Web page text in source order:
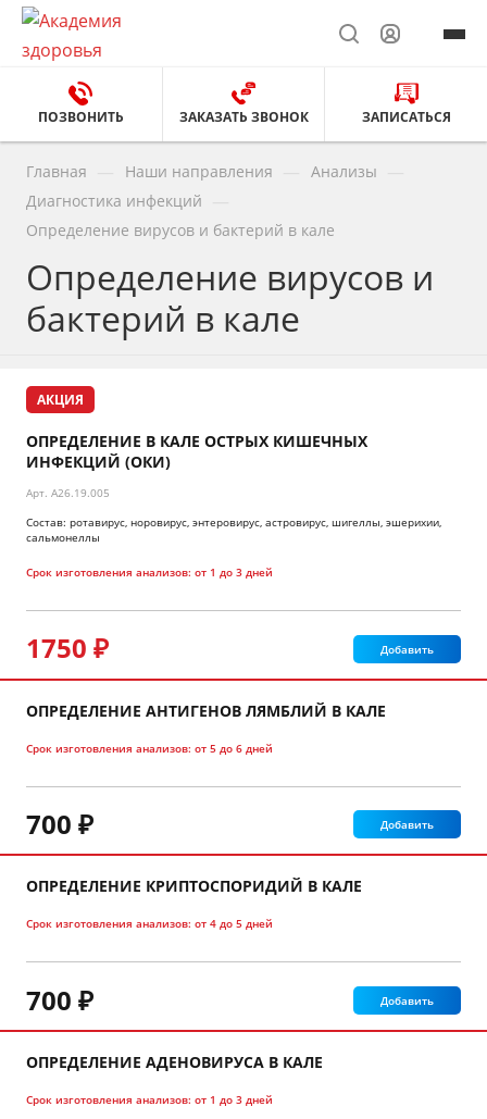
ПОЗВОНИТЬ ЗАКАЗАТЬ ЗВОНОК ЗАПИСАТЬСЯ
Главная Наши направления Анализы
Диагностика инфекций
Определение вирусов и бактерий в кале
Определение вирусов и
бактерий в кале
АКЦИЯ
ОПРЕДЕЛЕНИЕ В КАЛЕ ОСТРЫХ КИШЕЧНЫХ
ИНФЕКЦИЙ (ОКИ)
Арт. A26.19.005
Состав: ротавирус, норовирус, энтеровирус, астровирус, шигеллы, эшерихии,
сальмонеллы
Срок изготовления анализов: от 1 до 3 дней
1750 ₽ Добавить
ОПРЕДЕЛЕНИЕ АНТИГЕНОВ ЛЯМБЛИЙ В КАЛЕ
Срок изготовления анализов: от 5 до 6 дней
700 ₽ Добавить
ОПРЕДЕЛЕНИЕ КРИПТОСПОРИДИЙ В КАЛЕ
Срок изготовления анализов: от 4 до 5 дней
700 ₽ Добавить
ОПРЕДЕЛЕНИЕ АДЕНОВИРУСА В КАЛЕ
Срок изготовления анализов: от 1 до 3 дней